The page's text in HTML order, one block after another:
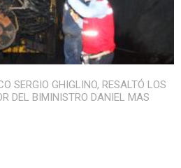
SERGIO GHIGLINO, RESALTÓ LOS
DEL BIMINISTRO DANIEL MAS